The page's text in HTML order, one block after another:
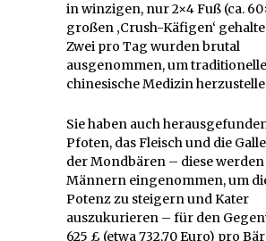
in winzigen, nur 2×4 Fuß (ca.
großen ‚Crush-Käfigen‘
Zwei pro Tag wurden brutal
ausgenommen, um traditionelle
chinesische Medizin
Sie haben auch
Pfoten, das Fleisch und die
der Mondbären – diese
Männern eingenommen, um
Potenz zu steigern und Kater
auszukurieren – für den
625 £ (etwa 732,70 Euro) pro